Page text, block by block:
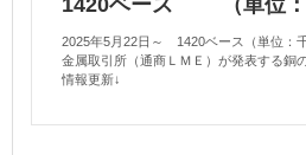
2025年5月22日～ 1420ベース（単位：
金属取引所（通商ＬＭＥ）が発表する銅
情報更新↓